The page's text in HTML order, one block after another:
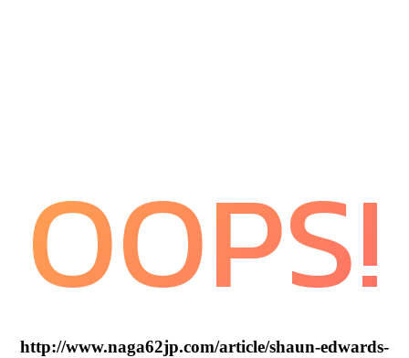
OOPS!
http://www.naga62jp.com/article/shaun-edwards-